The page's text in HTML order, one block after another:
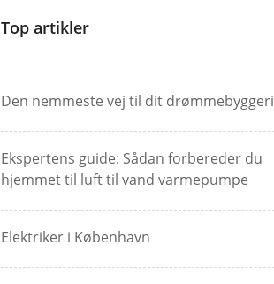
Top artikler
Den nemmeste vej til dit drømmebyggeri
Ekspertens guide: Sådan forbereder du
hjemmet til luft til vand varmepumpe
Elektriker i København